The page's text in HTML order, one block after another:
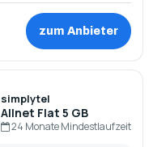
zum Anbieter
simplytel
Allnet Flat 5 GB
24 Monate Mindestlaufzeit